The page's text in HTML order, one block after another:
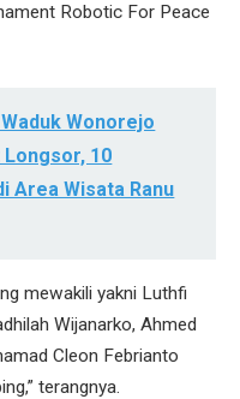
Robotic For Peace
Wonorejo
10
Area Wisata Ranu
mewakili yakni Luthfi
Wijanarko, Ahmed
Cleon Febrianto
terangnya.